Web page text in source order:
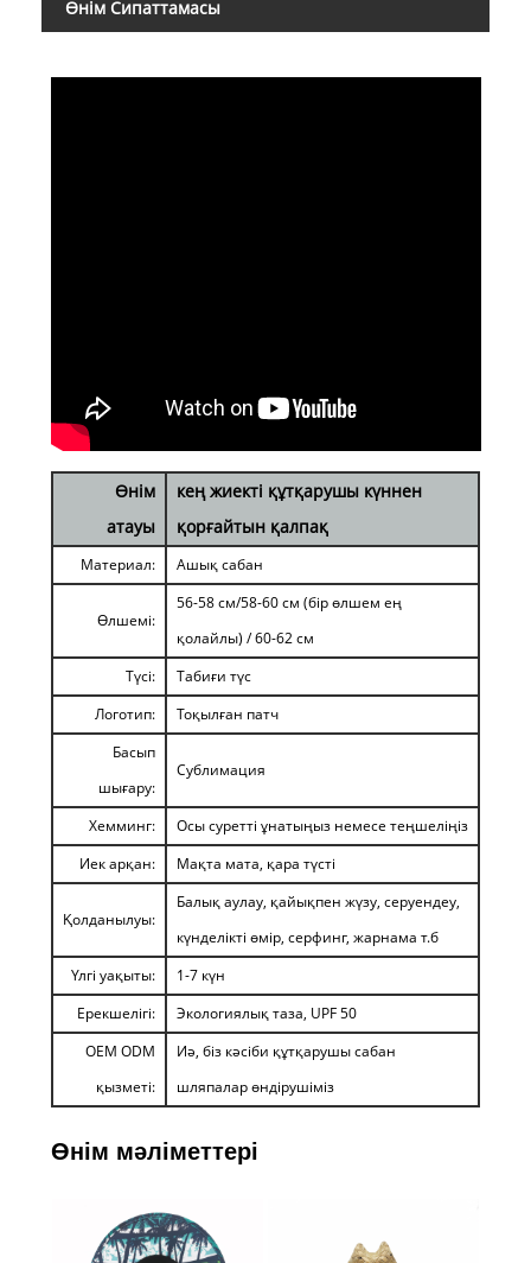
Өнім Сипаттамасы
Өнім
атауы
кең жиекті құтқарушы күннен
қорғайтын қалпақ
Материал: Ашық сабан
Өлшемі:
56-58 см/58-60 см (бір өлшем ең
қолайлы) / 60-62 см
Түсі:
Табиғи түс
Логотип:
Тоқылған патч
Басып
шығару:
Сублимация
Хемминг:
Осы суретті ұнатыңыз немесе теңшеліңіз
Иек арқан:
Мақта мата, қара түсті
Қолданылуы:
Балық аулау, қайықпен жүзу, серуендеу,
күнделікті өмір, серфинг, жарнама т.б
Үлгі уақыты:
1-7 күн
Ерекшелігі:
Экологиялық таза, UPF 50
OEM ODM
қызметі:
Иә, біз кәсіби құтқарушы сабан
шляпалар өндірушіміз
Өнім мәліметтері